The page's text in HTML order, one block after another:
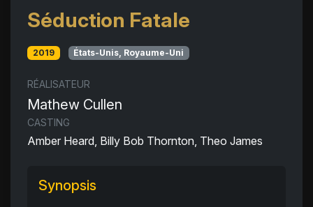
Séduction Fatale
2019 États-Unis, Royaume-Uni
RÉALISATEUR
Mathew Cullen
CASTING
Amber Heard, Billy Bob Thornton, Theo James
Synopsis